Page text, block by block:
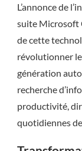
L’annonce de
suite Microsoft
de cette
révolutionner
génération
recherche
productivité,
quotidiennes